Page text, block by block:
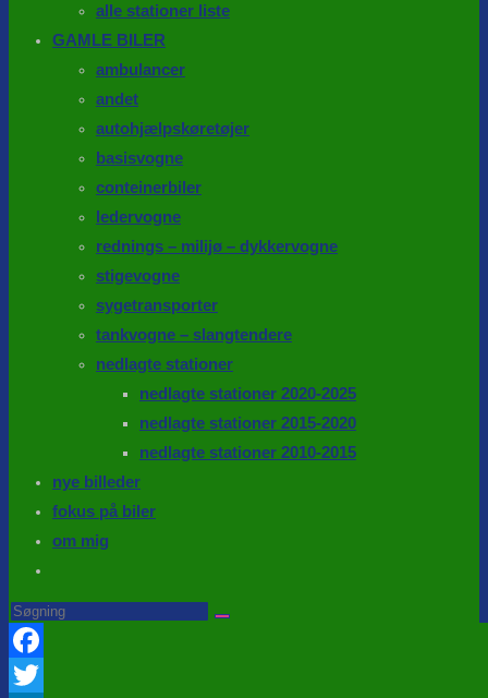
alle stationer liste
GAMLE BILER
ambulancer
andet
autohjælpskøretøjer
basisvogne
conteinerbiler
ledervogne
rednings – milijø – dykkervogne
stigevogne
sygetransporter
tankvogne – slangtendere
nedlagte stationer
nedlagte stationer 2020-2025
nedlagte stationer 2015-2020
nedlagte stationer 2010-2015
nye billeder
fokus på biler
om mig
website
Search
this
website
Facebook